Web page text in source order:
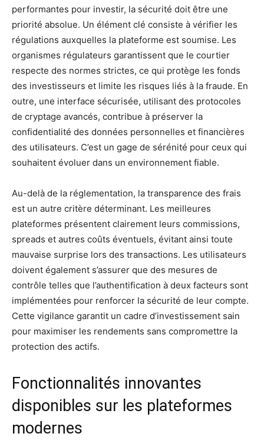
performantes pour investir, la sécurité doit être une
priorité absolue. Un élément clé consiste à vérifier les
régulations auxquelles la plateforme est soumise. Les
organismes régulateurs garantissent que le courtier
respecte des normes strictes, ce qui protège les fonds
des investisseurs et limite les risques liés à la fraude. En
outre, une interface sécurisée, utilisant des protocoles
de cryptage avancés, contribue à préserver la
confidentialité des données personnelles et financières
des utilisateurs. C’est un gage de sérénité pour ceux qui
souhaitent évoluer dans un environnement fiable.
Au-delà de la réglementation, la transparence des frais
est un autre critère déterminant. Les meilleures
plateformes présentent clairement leurs commissions,
spreads et autres coûts éventuels, évitant ainsi toute
mauvaise surprise lors des transactions. Les utilisateurs
doivent également s’assurer que des mesures de
contrôle telles que l’authentification à deux facteurs sont
implémentées pour renforcer la sécurité de leur compte.
Cette vigilance garantit un cadre d’investissement sain
pour maximiser les rendements sans compromettre la
protection des actifs.
Fonctionnalités innovantes
disponibles sur les plateformes
modernes